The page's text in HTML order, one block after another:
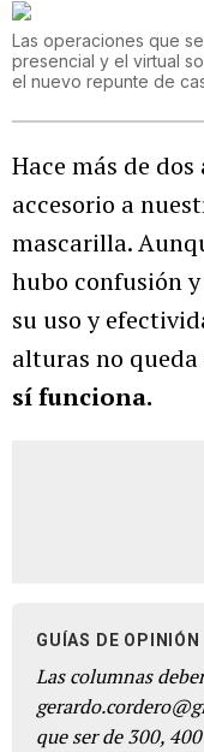
Las operaciones que
presencial y el virtual
el nuevo repunte de
Hace más de
accesorio a
mascarilla.
hubo confusión
su uso y
alturas no
sí funciona.
GUÍAS DE OPINIÓN
Las columnas
que ser de 300,